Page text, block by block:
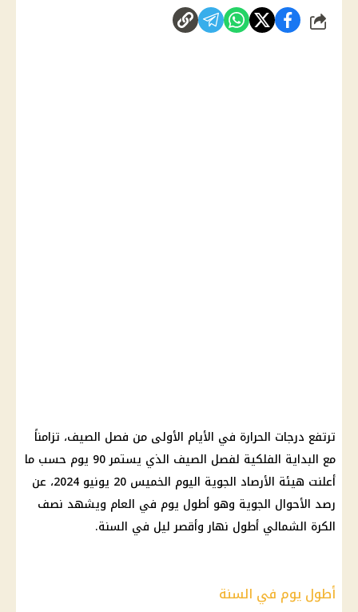
شارك
ترتفع درجات الحرارة في الأيام الأولى من فصل الصيف، تزامناً
مع البداية الفلكية لفصل الصيف الذي يستمر 90 يوم حسب ما
أعلنت هيئة الأرصاد الجوية اليوم الخميس 20 يونيو 2024، عن
رصد الأحوال الجوية وهو أطول يوم في العام ويشهد نصف
الكرة الشمالي أطول نهار وأقصر ليل في السنة.
أطول يوم في السنة